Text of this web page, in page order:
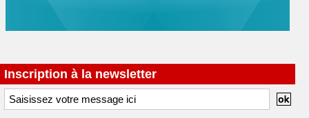
Inscription à la newsletter